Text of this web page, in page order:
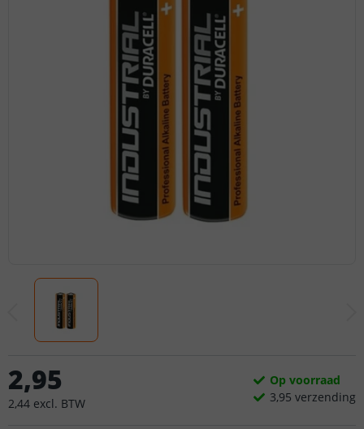
2,95
2,44 excl. BTW
Op voorraad
3,95 verzending